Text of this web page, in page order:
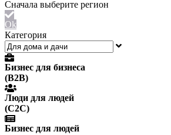
Ok
Категория
Бизнес для бизнеса
(B2B)
Люди для людей
(С2С)
Бизнес для людей